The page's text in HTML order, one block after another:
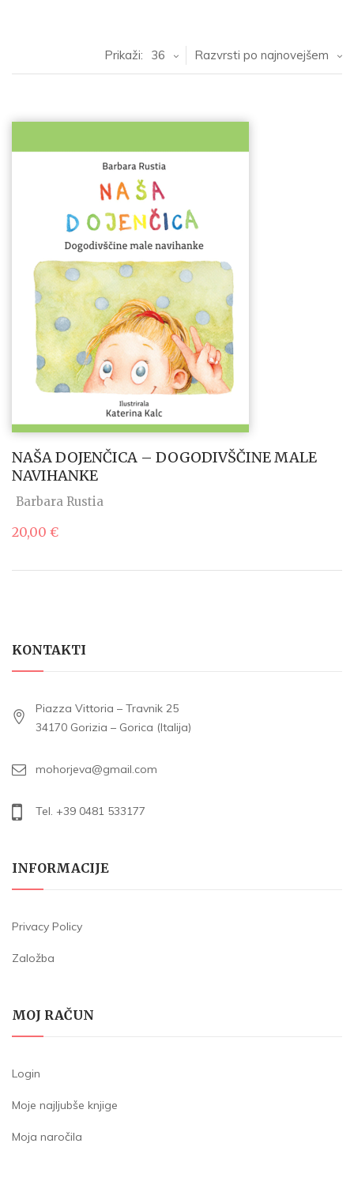
Razvrsti po najnovejšem
Prikaži: 36
NAŠA DOJENČICA – DOGODIVŠČINE MALE
NAVIHANKE
Barbara Rustia
20,00 €
KONTAKTI
Piazza Vittoria – Travnik 25
34170 Gorizia – Gorica (Italija)
mohorjeva@gmail.com
Tel. +39 0481 533177
INFORMACIJE
Privacy Policy
Založba
MOJ RAČUN
Login
Moje najljubše knjige
Moja naročila